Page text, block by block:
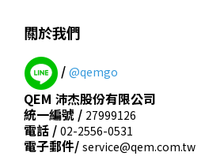
關於我們
/ @qemgo
QEM 沛杰股份有限公司
統一編號 / 27999126
電話 / 02-2556-0531
電子郵件/ service@qem.com.tw